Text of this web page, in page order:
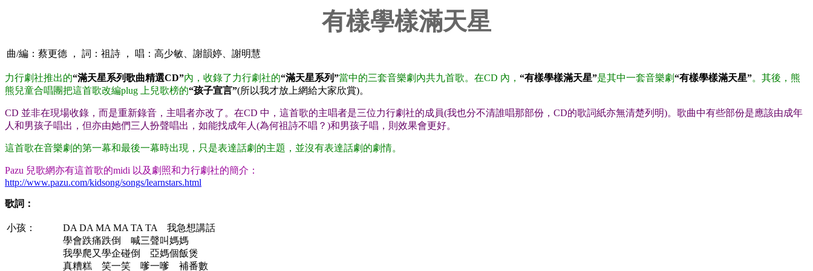
有樣學樣滿天星
曲/編：蔡更德 ， 詞：祖詩 ， 唱：高少敏、謝韻婷、謝明慧
力行劇社推出的“滿天星系列歌曲精選CD”內，收錄了力行劇社的“滿天星系列”當中的三套音樂劇內共九首歌。在CD 內， “有樣學樣滿天星”是其中一套音樂劇“有樣學樣滿天星”。其後，熊
熊兒童合唱團把這首歌改編plug 上兒歌榜的“孩子宣言”(所以我才放上網給大家欣賞)。
CD 並非在現場收錄，而是重新錄音，主唱者亦改了。在CD 中，這首歌的主唱者是三位力行劇社的成員(我也分不清誰唱那部份，CD的歌詞紙亦無清楚列明)。歌曲中有些部份是應該由成年
人和男孩子唱出，但亦由她們三人扮聲唱出，如能找成年人(為何祖詩不唱？)和男孩子唱，則效果會更好。
這首歌在音樂劇的第一幕和最後一幕時出現，只是表達話劇的主題，並沒有表達話劇的劇情。
Pazu 兒歌網亦有這首歌的midi 以及劇照和力行劇社的簡介：
http://www.pazu.com/kidsong/songs/learnstars.html
歌詞：
小孩：
DA DA MA MA TA TA 我急想講話
學會跌痛跌倒 喊三聲叫媽媽
我學爬又學企碰倒 亞媽個飯煲
真糟糕 笑一笑 嗲一嗲 補番數